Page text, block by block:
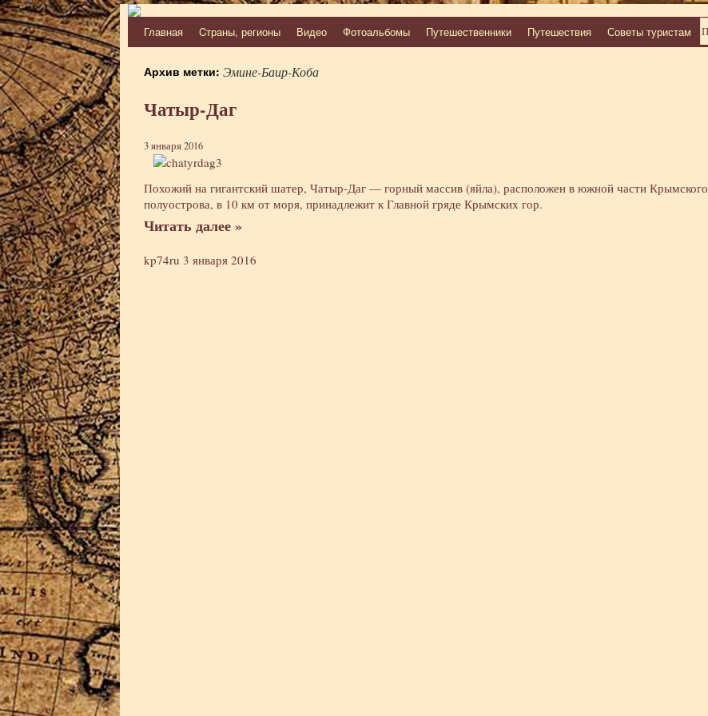
Перейти
Главная Cтраны, регионы Видео Фотоальбомы Путешественники Путешествия Советы туристам
Архив метки: Эмине-Баир-Коба
Чатыр-Даг
3 января 2016
Похожий на гигантский шатер, Чатыр-Даг — горный массив (яйла), расположен в южной части Крымского
полуострова, в 10 км от моря, принадлежит к Главной гряде Крымских гор.
Читать далее »
kp74ru 3 января 2016